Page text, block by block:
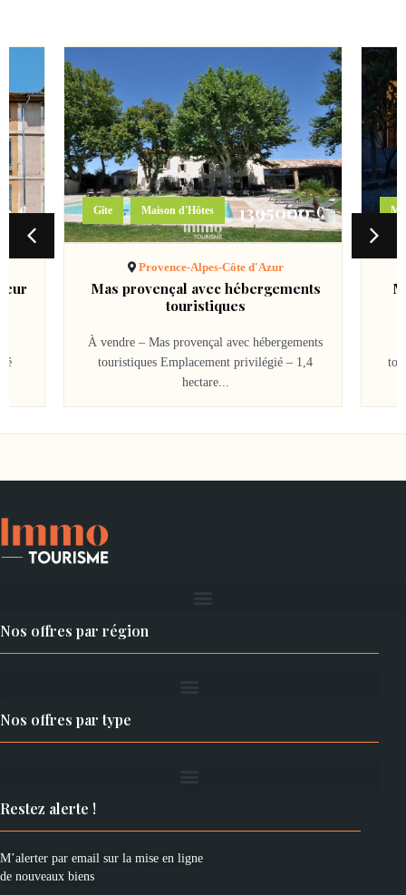
€ 1395000 €
Gîte , Maison d'Hôtes
Provence-Alpes-Côte d'Azur
Mas provençal avec hébergements
touristiques
À vendre – Mas provençal avec hébergements
touristiques Emplacement privilégié – 1,4
hectare...
Nos offres par région
Nos offres par type
Restez alerte !
M’alerter par email sur la mise en ligne
de nouveaux biens